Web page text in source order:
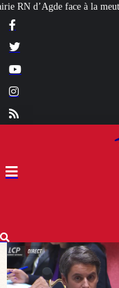
» La hausse de la